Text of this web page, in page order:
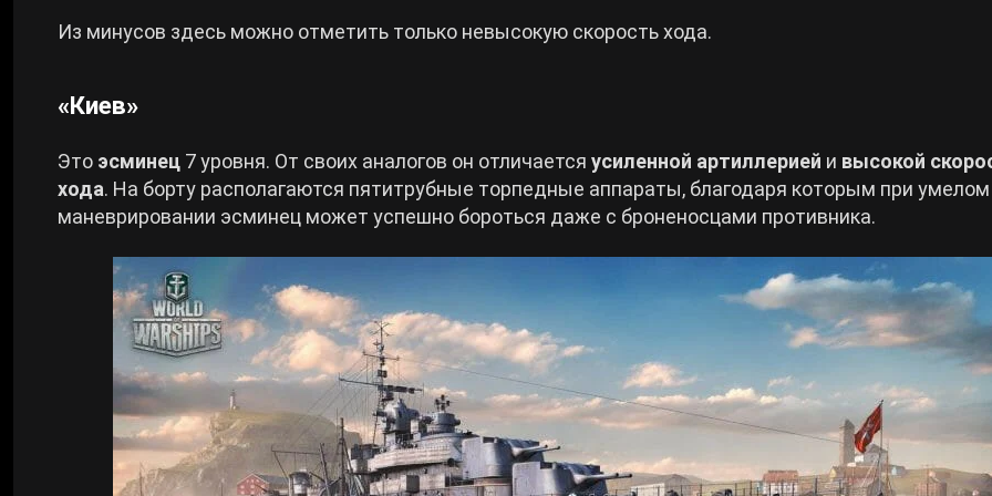
Из минусов здесь можно отметить только невысокую скорость хода.
«Киев»
Это эсминец 7 уровня. От своих аналогов он отличается усиленной артиллерией и высокой
хода. На борту располагаются пятитрубные торпедные аппараты, благодаря которым при умелом
маневрировании эсминец может успешно бороться даже с броненосцами противника.